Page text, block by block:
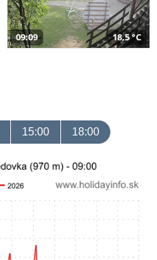
09:09 18,5 °C
15:00 18:00